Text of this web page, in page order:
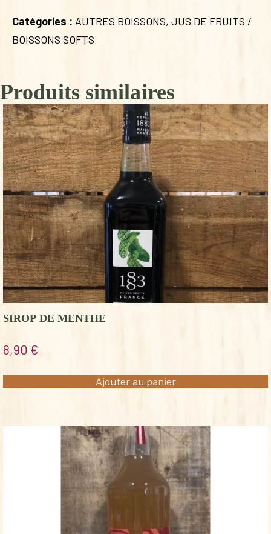
Catégories : AUTRES BOISSONS, JUS DE FRUITS /
BOISSONS SOFTS
Produits similaires
SIROP DE MENTHE
8,90 €
Ajouter au panier